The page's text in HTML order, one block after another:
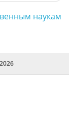
наукам